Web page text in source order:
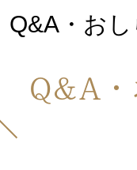
初めての
医院につ
Q&A・お
Q&A・